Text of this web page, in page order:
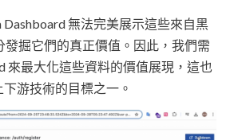
Dashboard 無法完美展示這些來自黑
掘它們的真正價值。因此，我們需
來最大化這些資料的價值展現，這也
游技術的目標之一。